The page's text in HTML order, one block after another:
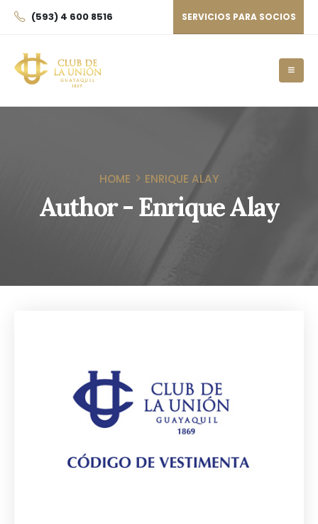
(593) 4 600 8516 SERVICIOS PARA SOCIOS
HOME ENRIQUE ALAY
Author - Enrique Alay